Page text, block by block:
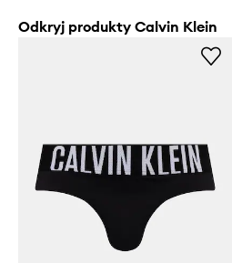
Odkryj produkty Calvin Klein